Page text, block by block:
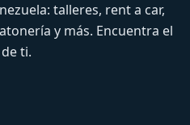
talleres, rent a car,
y más. Encuentra el
ti.